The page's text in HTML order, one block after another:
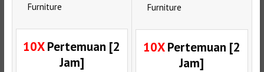
Furniture
10XPertemuan [2
Jam]
Furniture
10XPertemuan [2
Jam]